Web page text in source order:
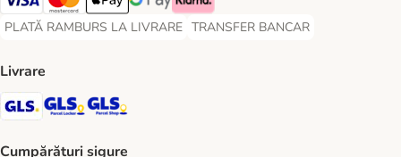
Visa Payment Method
Master Card Payment Method
Apple Pay Payment Method
Google Pay Payment Method
Klarna Payment Method
PLATĂ RAMBURS LA LIVRARE
PLATĂ RAMBURS LA LIVRARE Payment Method
TRANSFER BANCAR
TRANSFER BANCAR Payment
Livrare
GLS Shipping Method
GLS Locker Shipping Method
Cumpărături sigure